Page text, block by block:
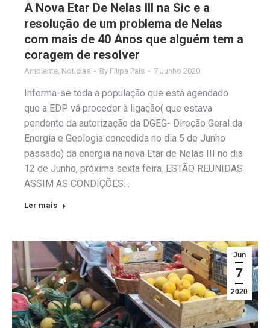
A Nova Etar De Nelas III na Sic e a
resolução de um problema de Nelas
com mais de 40 Anos que alguém tem a
coragem de resolver
Ambiente, Notícias By Filipa Pais 7 Junho 2020
Informa-se toda a população que está agendado
que a EDP vá proceder à ligação( que estava
pendente da autorização da DGEG- Direção Geral da
Energia e Geologia concedida no dia 5 de Junho
passado) da energia na nova Etar de Nelas III no dia
12 de Junho, próxima sexta feira. ESTÃO REUNIDAS
ASSIM AS CONDIÇÕES…
Ler mais
Jun
7
2020